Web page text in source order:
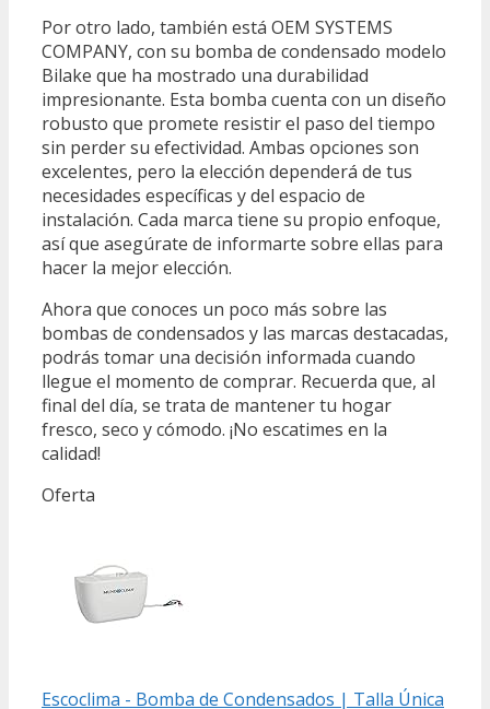
Por otro lado, también está OEM SYSTEMS
COMPANY, con su bomba de condensado modelo
Bilake que ha mostrado una durabilidad
impresionante. Esta bomba cuenta con un diseño
robusto que promete resistir el paso del tiempo
sin perder su efectividad. Ambas opciones son
excelentes, pero la elección dependerá de tus
necesidades específicas y del espacio de
instalación. Cada marca tiene su propio enfoque,
así que asegúrate de informarte sobre ellas para
hacer la mejor elección.
Ahora que conoces un poco más sobre las
bombas de condensados y las marcas destacadas,
podrás tomar una decisión informada cuando
llegue el momento de comprar. Recuerda que, al
final del día, se trata de mantener tu hogar
fresco, seco y cómodo. ¡No escatimes en la
calidad!
Oferta
Escoclima - Bomba de Condensados | Talla Única